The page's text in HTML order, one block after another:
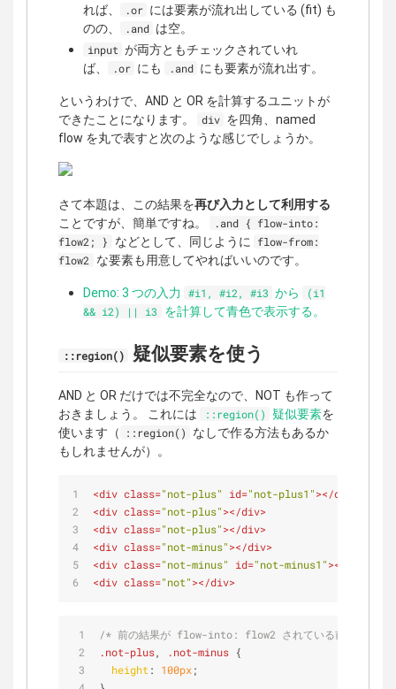
れば、
.or には要素が流れ出している (fit) も
のの、
.and は空。
input が両方ともチェックされていれ
ば、
.or にも .and にも要素が流れ出す。
というわけで、AND と OR を計算するユニットが
できたことになります。
div を四角、named
flow を丸で表すと次のような感じでしょうか。
さて本題は、この結果を再び入力として利用する
ことですが、簡単ですね。
.and { flow-into:
flow2; }
などとして、同じように flow-from:
flow2 な要素も用意してやればいいのです。
Demo: 3 つの入力 #i1, #i2, #i3 から
(i1
&& i2) || i3
を計算して青色で表示する。
::region() 疑似要素を使う
AND と OR だけでは不完全なので、NOT も作って
おきましょう。 これには
::region() 疑似要素を
使います（
::region()
なしで作る方法もあるか
もしれませんが）。
<div class="not-plus" id="not-plus1"></div
<div class="not-plus"></div>
<div class="not-plus"></div>
<div class="not-minus"></div>
<div class="not-minus" id="not-minus1"></
<div class="not"></div>
/* 前の結果が flow-into: flow2 されている前提 */
.not-plus, .not-minus {
height : 100px;